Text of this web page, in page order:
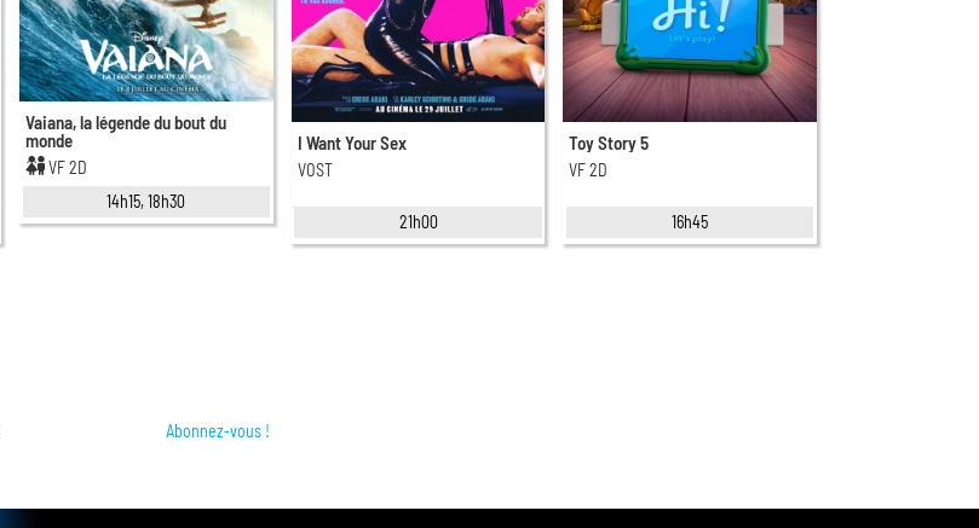
Vaiana, la légende du bout du
monde
VF 2D
14h15, 18h30
I Want Your Sex
VOST
21h00
Toy Story 5
VF 2D
16h45
Abonnez-vous !